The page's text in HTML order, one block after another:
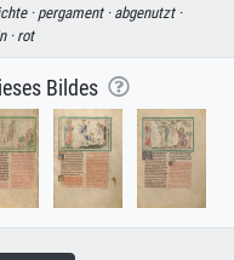
· pergament · abgenutzt ·
·rot
Bildes